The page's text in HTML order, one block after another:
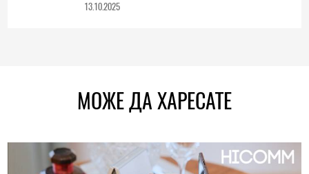
13.10.2025
МОЖЕ ДА ХАРЕСАТЕ